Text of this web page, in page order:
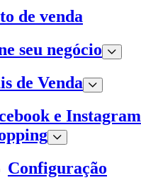
de venda
seu negócio
de Venda
e Instagram
Configuração